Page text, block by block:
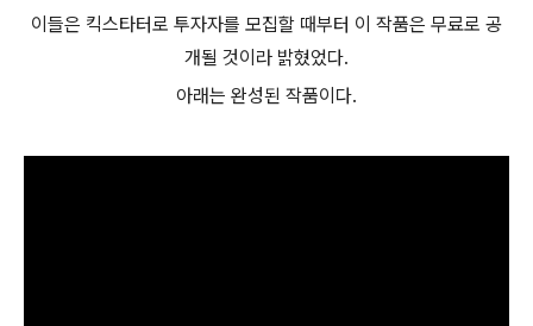
이들은 킥스타터로 투자자를 모집할 때부터 이 작품은 무료로 공
개될 것이라 밝혔었다.
아래는 완성된 작품이다.